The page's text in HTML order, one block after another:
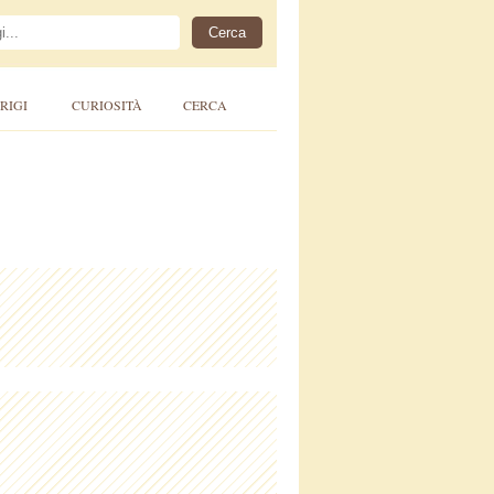
CURIOSITÀ CERCA